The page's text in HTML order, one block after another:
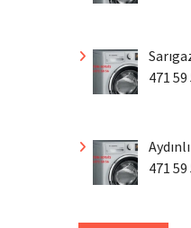
471 59
471 59